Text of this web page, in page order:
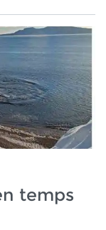
temps